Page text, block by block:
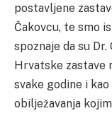
postavljene
Čakovcu, te smo
spoznaje da su
Hrvatske zastave
svake godine i
obilježavanja